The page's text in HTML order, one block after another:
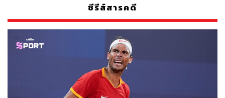
ซีรีส์สารคดี